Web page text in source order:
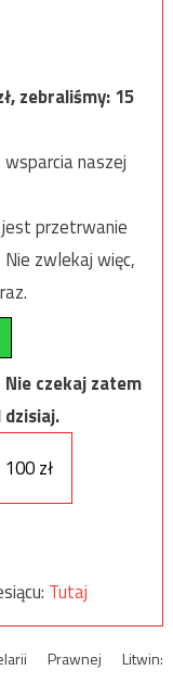
zebraliśmy:15
naszej
przetrwanie
zwlekaj więc,
czekaj zatem
100 zł
Tutaj
Prawnej Litwin: